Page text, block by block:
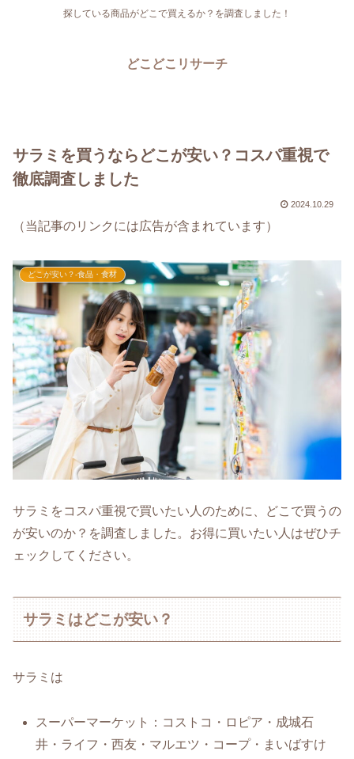
探している商品がどこで買えるか？を調査しました！
どこどこリサーチ
サラミを買うならどこが安い？コスパ重視で
徹底調査しました
2024.10.29
（当記事のリンクには広告が含まれています）
どこが安い？-食品・食材
サラミをコスパ重視で買いたい人のために、どこで買うの
が安いのか？を調査しました。お得に買いたい人はぜひチ
ェックしてください。
サラミはどこが安い？
サラミは
スーパーマーケット：コストコ・ロピア・成城石
井・ライフ・西友・マルエツ・コープ・まいばすけ